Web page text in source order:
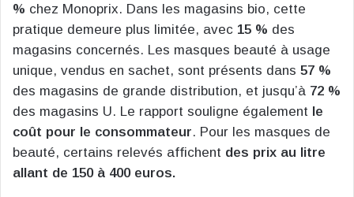
% chez Monoprix. Dans les magasins bio, cette
pratique demeure plus limitée, avec 15 % des
magasins concernés. Les masques beauté à usage
unique, vendus en sachet, sont présents dans 57 %
des magasins de grande distribution, et jusqu’à 72 %
des magasins U. Le rapport souligne également le
coût pour le consommateur. Pour les masques de
beauté, certains relevés affichent des prix au litre
allant de 150 à 400 euros.